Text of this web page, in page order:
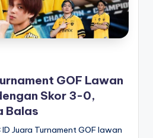
GOF Lawan
Skor 3-0,
Balas
Juara Turnament GOF lawan